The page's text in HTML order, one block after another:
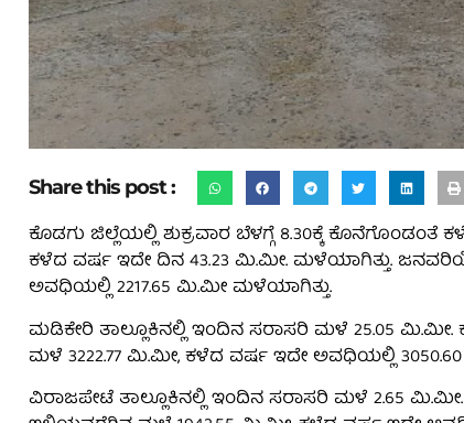
Share this post :
ಕೊಡಗು ಜಿಲ್ಲೆಯಲ್ಲಿ ಶುಕ್ರವಾರ ಬೆಳಗ್ಗೆ 8.30ಕ್ಕೆ
ಕಳೆದ ವರ್ಷ ಇದೇ ದಿನ 43.23 ಮಿ.ಮೀ. ಮಳೆಯಾಗಿತ್ತು.
ಅವಧಿಯಲ್ಲಿ 2217.65 ಮಿ.ಮೀ ಮಳೆಯಾಗಿತ್ತು.
ಮಡಿಕೇರಿ ತಾಲ್ಲೂಕಿನಲ್ಲಿ ಇಂದಿನ ಸರಾಸರಿ ಮಳೆ 25.05
ಮಳೆ 3222.77 ಮಿ.ಮೀ, ಕಳೆದ ವರ್ಷ ಇದೇ ಅವಧಿಯಲ್ಲಿ
ವಿರಾಜಪೇಟೆ ತಾಲ್ಲೂಕಿನಲ್ಲಿ ಇಂದಿನ ಸರಾಸರಿ ಮಳೆ 2.65